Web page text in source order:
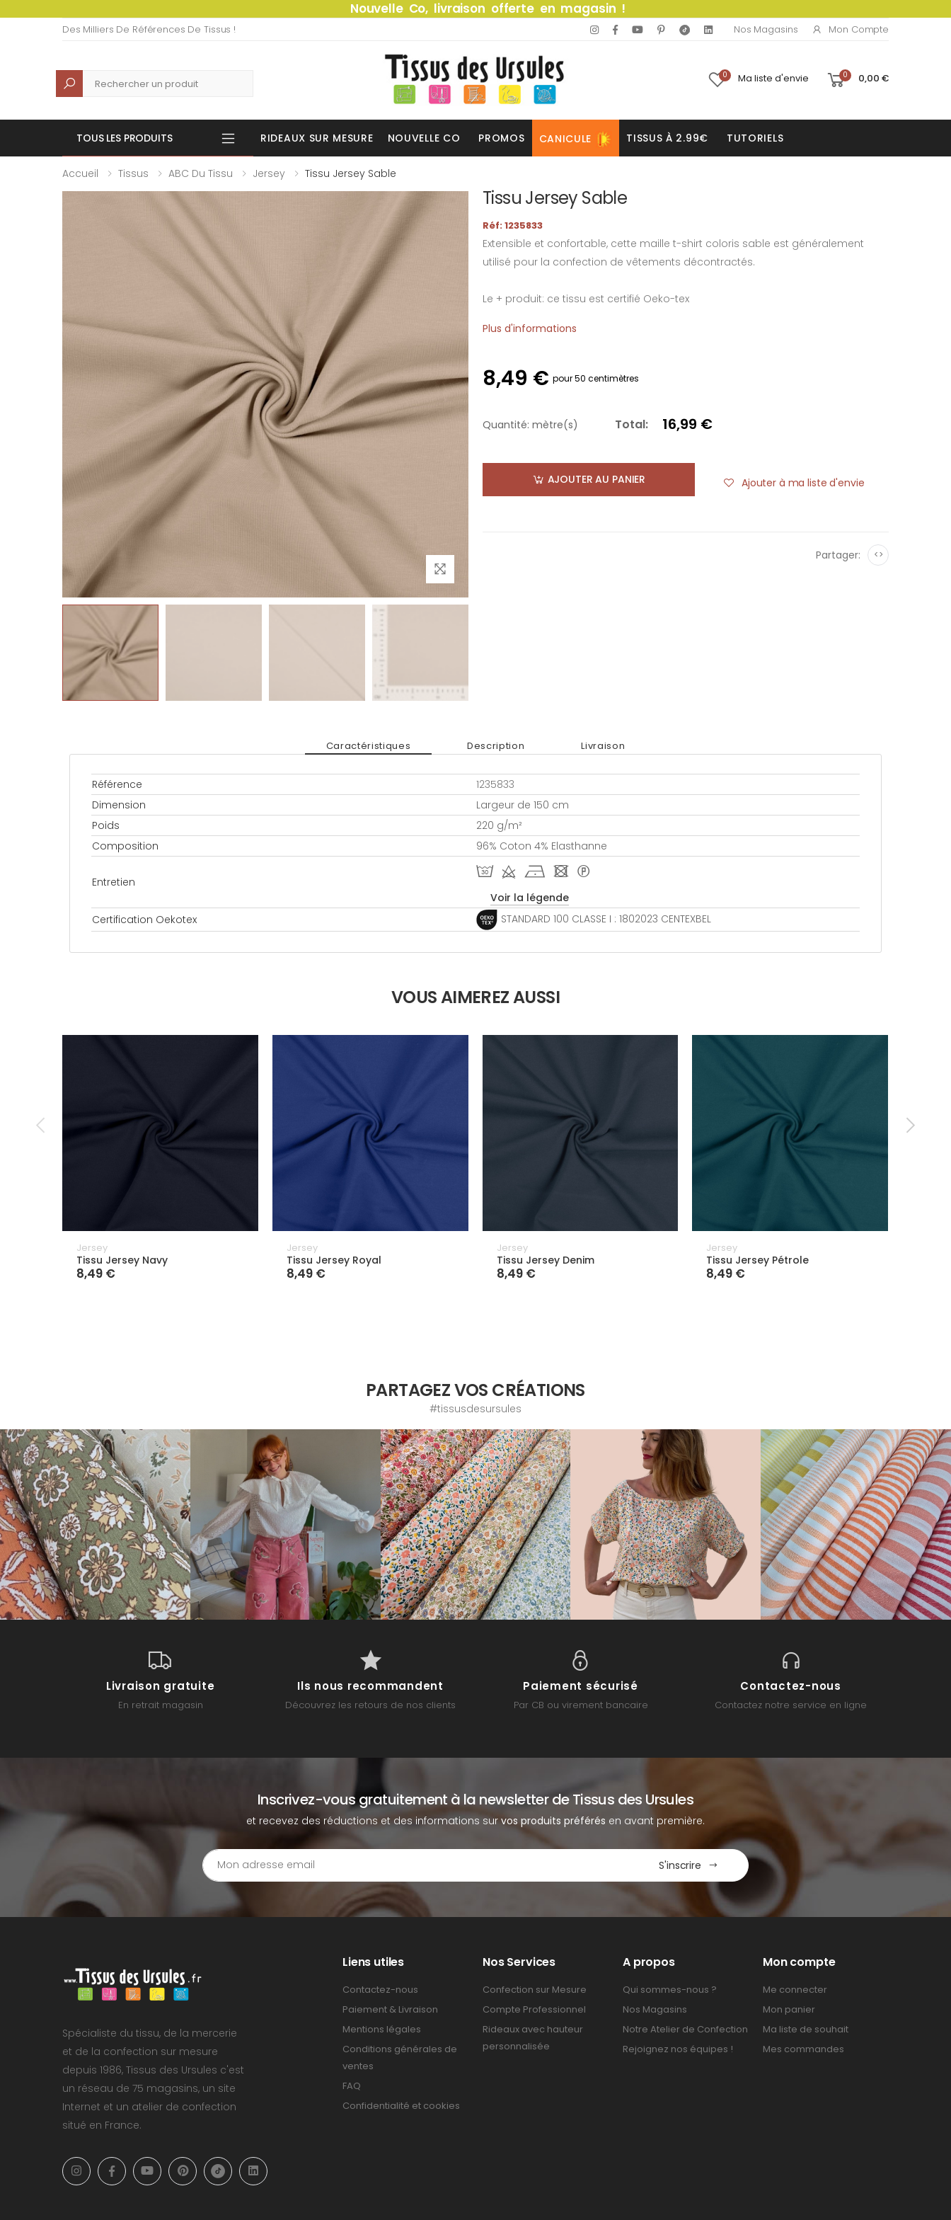
Nouvelle Co, livraison offerte en magasin !
Des Milliers De Références De Tissus ! Nos Magasins Mon Compte
Recherche 0 Ma liste d'envie 0 0,00 €
TOUS LES PRODUITS RIDEAUX SUR MESURE NOUVELLE CO PROMOS CANICULE TISSUS À 2.99€ TUTORIELS
Accueil Tissus ABC Du Tissu Jersey Tissu Jersey Sable
Tissu Jersey Sable
Réf: 1235833
Extensible et confortable, cette maille t-shirt coloris sable est généralement
utilisé pour la confection de vêtements décontractés.
Le + produit: ce tissu est certifié Oeko-tex
Plus d'informations
8,49 € pour 50 centimètres
Quantité: mètre(s) Total: 16,99 €
AJOUTER AU PANIER Ajouter à ma liste d'envie
Partager: <>
Caractéristiques Description Livraison
Référence
1235833
Dimension
Largeur de 150 cm
Poids
220 g/m²
Composition
96% Coton 4% Elasthanne
Entretien
T d h - *
Voir la légende
Certification Oekotex
STANDARD 100 CLASSE I : 1802023 CENTEXBEL
VOUS AIMEREZ AUSSI
Jersey
Tissu Jersey Navy
8,49 €
Jersey
Tissu Jersey Royal
8,49 €
Jersey
Tissu Jersey Denim
8,49 €
Jersey
Tissu Jersey Pétrole
8,49 €
PARTAGEZ VOS CRÉATIONS
#tissusdesursules
Livraison gratuite
En retrait magasin
Ils nous recommandent
Découvrez les retours de nos clients
Paiement sécurisé
Par CB ou virement bancaire
Contactez-nous
Contactez notre service en ligne
Inscrivez-vous gratuitement à la newsletter de Tissus des Ursules
et recevez des réductions et des informations survos produits préférés en avant première.
S'inscrire
Spécialiste du tissu, de la mercerie
et de la confection sur mesure
depuis 1986, Tissus des Ursules c'est
un réseau de 75 magasins, un site
Internet et un atelier de confection
situé en France.
Liens utiles
Contactez-nous
Paiement & Livraison
Mentions légales
Conditions générales de
ventes
FAQ
Confidentialité et cookies
Nos Services
Confection sur Mesure
Compte Professionnel
Rideaux avec hauteur
personnalisée
A propos
Qui sommes-nous ?
Nos Magasins
Notre Atelier de Confection
Rejoignez nos équipes !
Mon compte
Me connecter
Mon panier
Ma liste de souhait
Mes commandes